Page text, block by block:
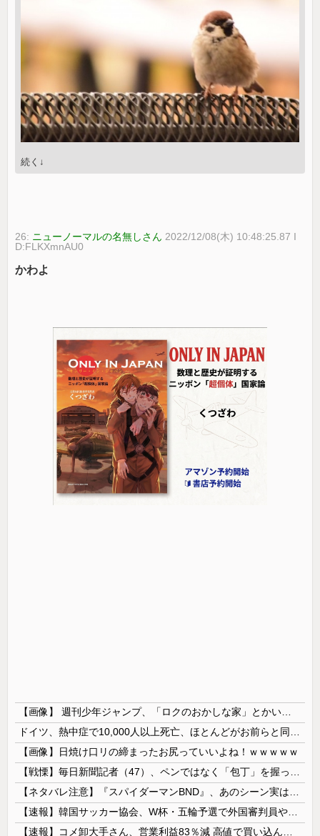
続く↓
26: ニューノーマルの名無しさん 2022/12/08(木) 10:48:25.87 I
D:FLKXmnAU0
かわよ
【画像】日焼け口リの締まったお尻っていいよね！ｗｗｗｗｗ